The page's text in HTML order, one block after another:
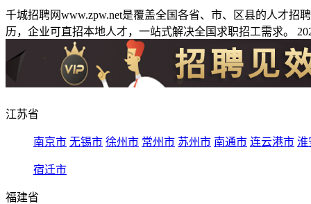
千城招聘网www.zpw.net是覆盖全国各省、市、区县的人才
历，企业可直招本地人才，一站式解决全国求职招工需求。
江苏省
南京市 无锡市 徐州市 常州市 苏州市 南通市 连云港市 淮
宿迁市
福建省